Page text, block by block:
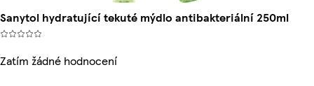
Sanytol hydratující tekuté mýdlo antibakteriální 250ml
Zatím žádné hodnocení